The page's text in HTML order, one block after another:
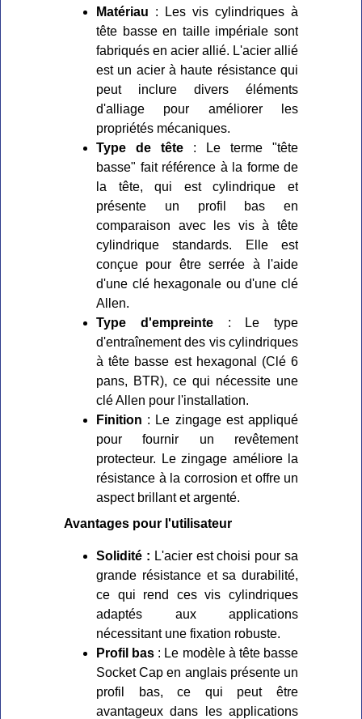
Matériau : Les vis cylindriques à
tête basse en taille impériale sont
fabriqués en acier allié. L'acier allié
est un acier à haute résistance qui
peut inclure divers éléments
d'alliage pour améliorer les
propriétés mécaniques.
Type de tête : Le terme "tête
basse" fait référence à la forme de
la tête, qui est cylindrique et
présente un profil bas en
comparaison avec les vis à tête
cylindrique standards. Elle est
conçue pour être serrée à l'aide
d'une clé hexagonale ou d'une clé
Allen.
Type d'empreinte: Le type
d'entraînement des vis cylindriques
à tête basse est hexagonal (Clé 6
pans, BTR), ce qui nécessite une
clé Allen pour l'installation.
Finition : Le zingage est appliqué
pour fournir un revêtement
protecteur. Le zingage améliore la
résistance à la corrosion et offre un
aspect brillant et argenté.
Avantages pour l'utilisateur
Solidité : L'acier est choisi pour sa
grande résistance et sa durabilité,
ce qui rend ces vis cylindriques
adaptés aux applications
nécessitant une fixation robuste.
Profil bas : Le modèle à tête basse
Socket Cap en anglais présente un
profil bas, ce qui peut être
avantageux dans les applications